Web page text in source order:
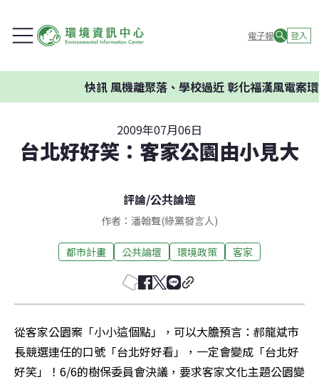
電子報 登入
快訊風機離聚落、學校過近 彰化福漢風電案環委
2009年07月06日
台北好好笑：客家公園由小見大
評論/公共論壇
作者：潘翰聲(綠黨發言人)
都市計畫 公共論壇 環境政策 客家
從客家公園案「小小這個點」，可以大膽預言：郝龍斌市
長競選連任的口號「台北好好看」，一定會變成「台北好
好笑」！6/6的樹保委員會決議，要求客家文化主題公園變